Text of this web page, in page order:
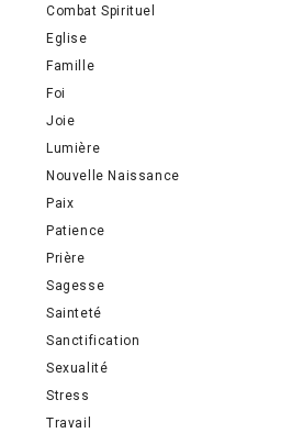
Combat Spirituel
Eglise
Famille
Foi
Joie
Lumière
Nouvelle Naissance
Paix
Patience
Prière
Sagesse
Sainteté
Sanctification
Sexualité
Stress
Travail